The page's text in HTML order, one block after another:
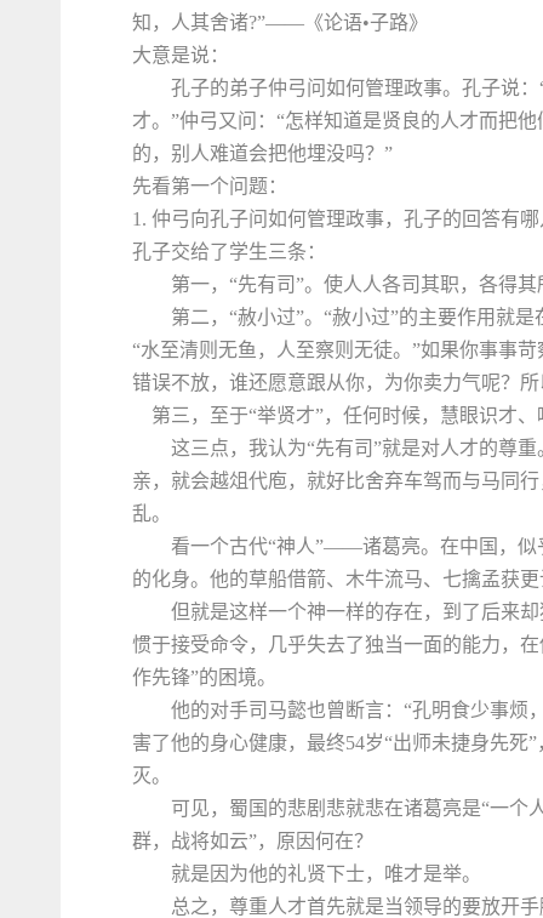
知，人其舍诸?”—— 《论语•子路》
大意是说：
孔子的弟子仲弓问如何管理政事。孔子说
才。”仲弓又问：“怎样知道是贤良的人才而把
的，别人难道会把他埋没吗？”
先看第一个问题：
1. 仲弓向孔子问如何管理政事，孔子的回答有
孔子交给了学生三条：
第一，“先有司”。使人人各司其职，各得其
第二，“赦小过”。“赦小过”的主要作用就
“水至清则无鱼，人至察则无徒。”如果你事事
错误不放，谁还愿意跟从你，为你卖力气呢？
第三，至于“举贤才”，任何时候，慧眼识才
这三点，我认为“先有司”就是对人才的尊
亲，就会越俎代庖，就好比舍弃车驾而与马同
乱。
看一个古代“神人”——诸葛亮。在中国，似
的化身。他的草船借箭、木牛流马、七擒孟获
但就是这样一个神一样的存在，到了后来
惯于接受命令，几乎失去了独当一面的能力，
作先锋”的困境。
他的对手司马懿也曾断言：“孔明食少事烦
害了他的身心健康，最终54岁“出师未捷身先
灭。
可见，蜀国的悲剧悲就悲在诸葛亮是“一个
群，战将如云”，原因何在？
就是因为他的礼贤下士，唯才是举。
总之，尊重人才首先就是当领导的要放开